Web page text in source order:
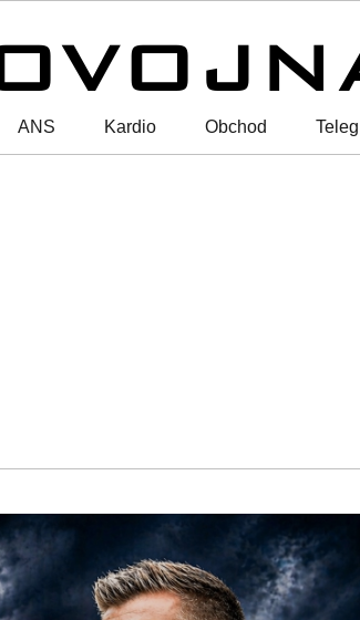
ANS Kardio Obchod